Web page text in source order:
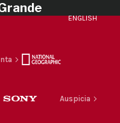
ENGLISH
Auspicia